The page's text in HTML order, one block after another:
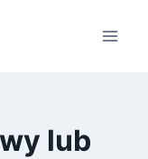
lub